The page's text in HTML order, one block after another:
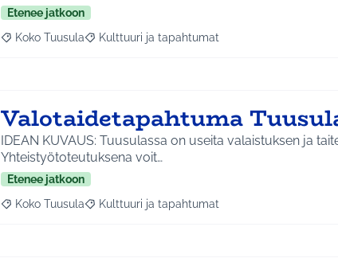
Etenee jatkoon
Rajaa tulokset aihepiirin mukaan: Koko Tuusula
Koko Tuusula Rajaa tulokset teeman mukaan: Kulttuuri ja
Kulttuuri ja tapahtumat
Valotaidetapahtuma
IDEAN KUVAUS: Tuusulassa on useita valaistuksen ja
Yhteistyötoteutuksena voit…
Etenee jatkoon
Rajaa tulokset aihepiirin mukaan: Koko Tuusula
Koko Tuusula Rajaa tulokset teeman mukaan: Kulttuuri ja
Kulttuuri ja tapahtumat